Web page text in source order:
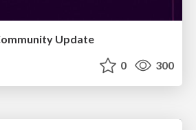
Update
0 300